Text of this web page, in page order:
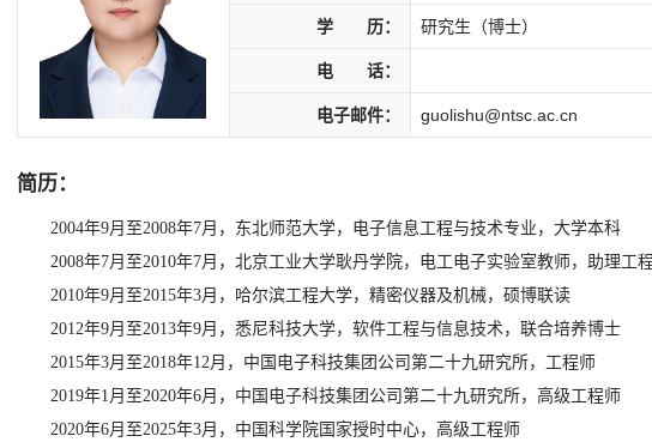
学 历： 研究生（博士）
电 话：
电子邮件： guolishu@ntsc.ac.cn
简历：
2004年9月至2008年7月，东北师范大学，电子信息工程与技术专业，大学本科
2008年7月至2010年7月，北京工业大学耿丹学院，电工电子实验室教师，助理工
2010年9月至2015年3月，哈尔滨工程大学，精密仪器及机械，硕博联读
2012年9月至2013年9月，悉尼科技大学，软件工程与信息技术，联合培养博士
2015年3月至2018年12月，中国电子科技集团公司第二十九研究所，工程师
2019年1月至2020年6月，中国电子科技集团公司第二十九研究所，高级工程师
2020年6月至2025年3月，中国科学院国家授时中心，高级工程师